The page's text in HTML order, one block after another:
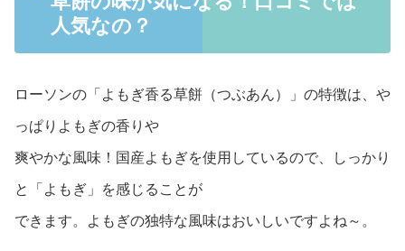
人気なの？
ローソンの「よもぎ香る草餅（つぶあん）」の特徴は、や
っぱりよもぎの香りや
爽やかな風味！国産よもぎを使用しているので、しっかり
と「よもぎ」を感じることが
できます。よもぎの独特な風味はおいしいですよね～。